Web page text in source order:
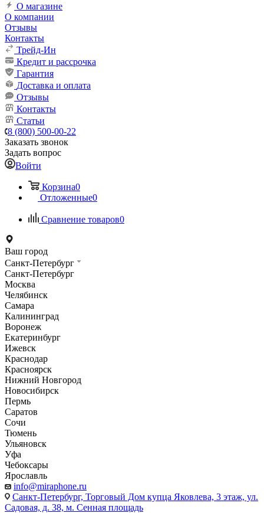
О магазине
О компании
Отзывы
Контакты
Трейд-Ин
Кредит и рассрочка
Гарантия
Доставка и оплата
Отзывы
Контакты
Статьи
8 (800) 500-00-22
Заказать звонок
Задать вопрос
Войти
Корзина0
Отложенные0
Сравнение товаров0
Ваш город
Санкт-Петербург
Санкт-Петербург
Москва
Челябинск
Самара
Калининград
Воронеж
Екатеринбург
Ижевск
Краснодар
Красноярск
Нижний Новгород
Новосибирск
Пермь
Саратов
Сочи
Тюмень
Ульяновск
Уфа
Чебоксары
Ярославль
info@miraphone.ru
Санкт-Петербург, Торговый Дом купца Яковлева, 3 этаж, ул.
Садовая, д. 38, м. Сенная площадь